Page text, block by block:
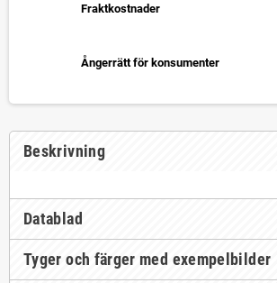
Fraktkostnader
Ångerrätt för konsumenter
Beskrivning
Datablad
Tyger och färger med exempelbilder